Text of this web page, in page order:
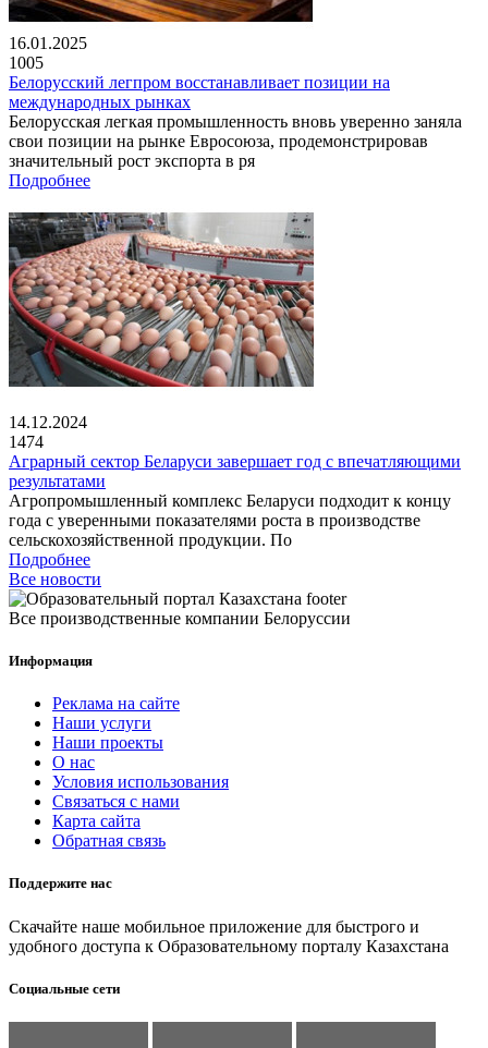
16.01.2025
1005
Белорусский легпром восстанавливает позиции на
международных рынках
Белорусская легкая промышленность вновь уверенно заняла
свои позиции на рынке Евросоюза, продемонстрировав
значительный рост экспорта в ря
Подробнее
14.12.2024
1474
Аграрный сектор Беларуси завершает год с впечатляющими
результатами
Агропромышленный комплекс Беларуси подходит к концу
года с уверенными показателями роста в производстве
сельскохозяйственной продукции. По
Подробнее
Все новости
Все производственные компании Белоруссии
Информация
Реклама на сайте
Наши услуги
Наши проекты
О нас
Условия использования
Связаться с нами
Карта сайта
Обратная связь
Поддержите нас
Скачайте наше мобильное приложение для быстрого и
удобного доступа к Образовательному порталу Казахстана
Социальные сети